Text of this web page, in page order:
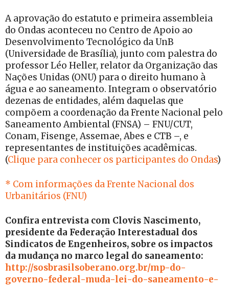
A aprovação do estatuto e primeira assembleia
do Ondas aconteceu no Centro de Apoio ao
Desenvolvimento Tecnológico da UnB
(Universidade de Brasília), junto com palestra do
professor Léo Heller, relator da Organização das
Nações Unidas (ONU) para o direito humano à
água e ao saneamento. Integram o observatório
dezenas de entidades, além daquelas que
compõem a coordenação da Frente Nacional pelo
Saneamento Ambiental (FNSA) – FNU/CUT,
Conam, Fisenge, Assemae, Abes e CTB –, e
representantes de instituições acadêmicas.
(Clique para conhecer os participantes do Ondas)
* Com informações da Frente Nacional dos
Urbanitários (FNU)
Confira entrevista com Clovis Nascimento,
presidente da Federação Interestadual dos
Sindicatos de Engenheiros, sobre os impactos
da mudança no marco legal do saneamento:
http://sosbrasilsoberano.org.br/mp-do-
governo-federal-muda-lei-do-saneamento-e-